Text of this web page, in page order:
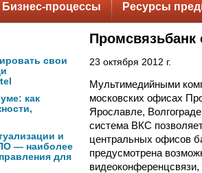
Бизнес-процессы Ресурсы
свои
как
и
— наиболее
для
23 октября 2012 г.
Мультимедийными
московских офисах
Ярославле,
система ВКС
центральных офисов
предусмотрена